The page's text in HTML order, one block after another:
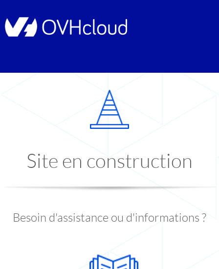
Site en construction
Besoin d'assistance ou d'informations ?